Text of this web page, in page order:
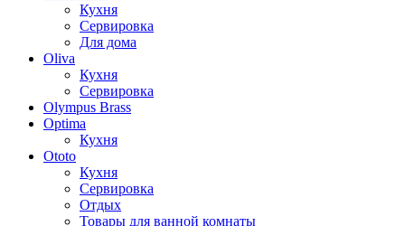
Кухня
Сервировка
Для дома
Oliva
Кухня
Сервировка
Olympus Brass
Optima
Кухня
Ototo
Кухня
Сервировка
Отдых
Товары для ванной комнаты